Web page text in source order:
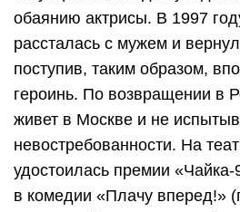
обаянию актрисы. В 1997
рассталась с мужем и
поступив, таким образом,
героинь. По возвращении в
живет в Москве и не
невостребованности. На
удостоилась премии
в комедии «Плачу вперед!»